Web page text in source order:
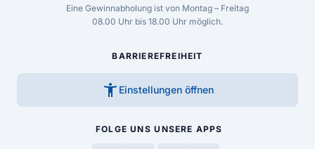
Eine Gewinnabholung ist von Montag – Freitag
08.00 Uhr bis 18.00 Uhr möglich.
BARRIEREFREIHEIT
accessibility_new Einstellungen öffnen
FOLGE UNS UNSERE APPS